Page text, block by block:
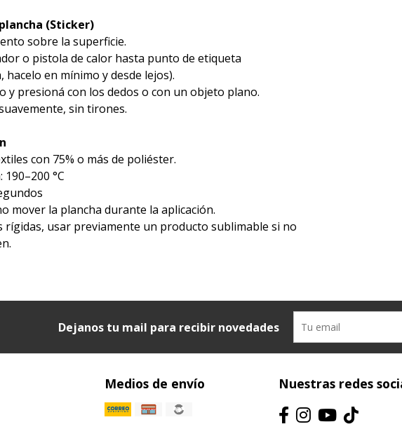
(Sticker)
sobre la superficie.
o pistola de calor hasta punto de etiqueta
hacelo en mínimo y desde lejos).
y presioná con los dedos o con un objeto plano.
sin tirones.
con 75% o más de poliéster.
°C
mover la plancha durante la aplicación.
rígidas, usar previamente un producto sublimable si no
Dejanos tu mail para recibir novedades
Medios de envío Nuestras redes